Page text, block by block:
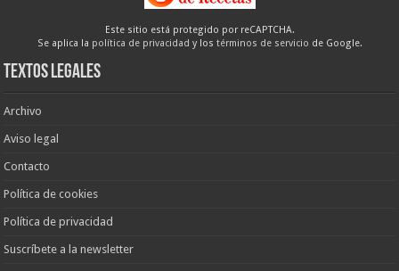
Este sitio está protegido por reCAPTCHA.
Se aplica la política de privacidad y los términos de servicio de Google.
Textos legales
Archivo
Aviso legal
Contacto
Política de cookies
Política de privacidad
Suscríbete a la newsletter